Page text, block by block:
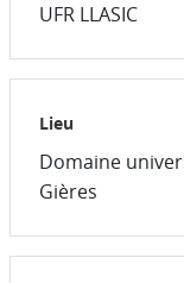
UFR LLASIC
Lieu
Domaine
Gières